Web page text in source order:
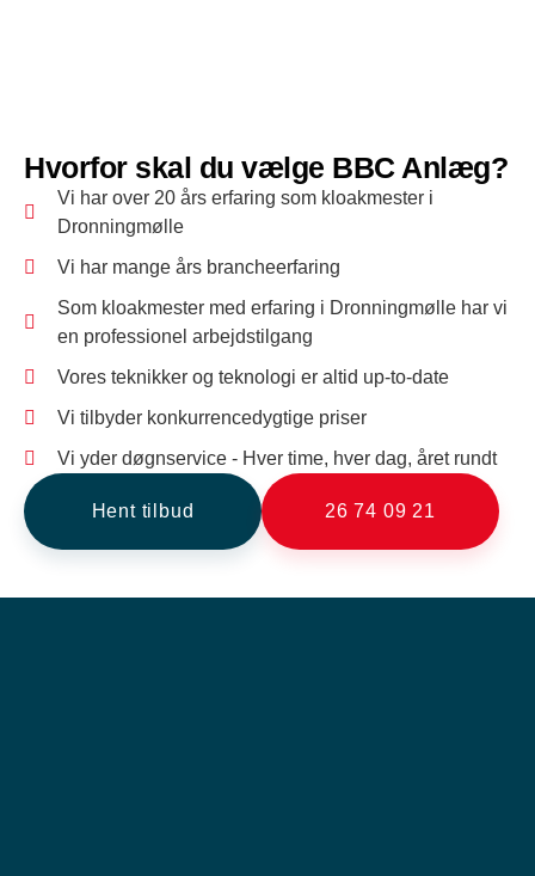
Hvorfor skal du vælge BBC Anlæg?
Vi har over 20 års erfaring som kloakmester i
Dronningmølle
Vi har mange års brancheerfaring
Som kloakmester med erfaring i Dronningmølle har vi
en professionel arbejdstilgang
Vores teknikker og teknologi er altid up-to-date
Vi tilbyder konkurrencedygtige priser
Vi yder døgnservice - Hver time, hver dag, året rundt
Hent tilbud 26 74 09 21